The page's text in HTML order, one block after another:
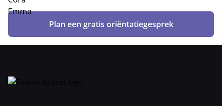
Plan een gratis oriëntatiegesprek